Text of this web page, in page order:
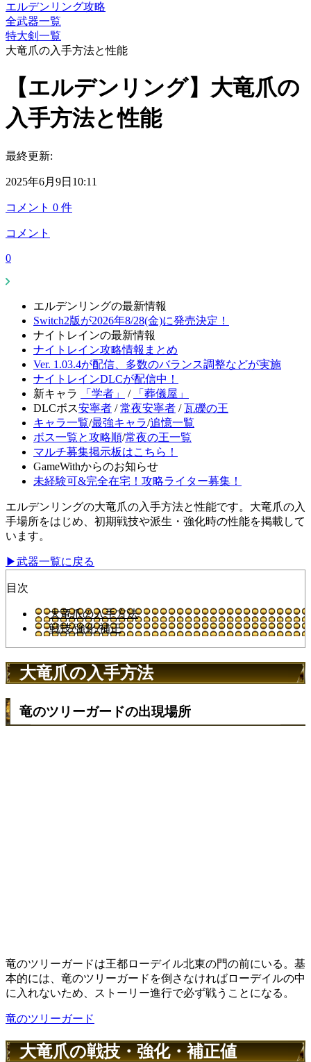
エルデンリング攻略
全武器一覧
特大剣一覧
大竜爪の入手方法と性能
【エルデンリング】大竜爪の
入手方法と性能
最終更新:
2025年6月9日10:11
コメント 0 件
コメント
0
エルデンリングの最新情報
Switch2版が2026年8/28(金)に発売決定！
ナイトレインの最新情報
ナイトレイン攻略情報まとめ
Ver. 1.03.4が配信、多数のバランス調整などが実施
ナイトレインDLCが配信中！
新キャラ
「学者」 /
「葬儀屋」
DLCボス安寧者 /常夜安寧者 /瓦礫の王
キャラ一覧/最強キャラ/追憶一覧
ボス一覧と攻略順/常夜の王一覧
マルチ募集掲示板はこちら！
GameWithからのお知らせ
未経験可&完全在宅！攻略ライター募集！
エルデンリングの大竜爪の入手方法と性能です。大竜爪の入
手場所をはじめ、初期戦技や派生・強化時の性能を掲載して
います。
▶武器一覧に戻る
目次
大竜爪の入手方法
戦技/強化/補正
大竜爪の入手方法
竜のツリーガードの出現場所
竜のツリーガードは王都ローデイル北東の門の前にいる。基
本的には、竜のツリーガードを倒さなければローデイルの中
に入れないため、ストーリー進行で必ず戦うことになる。
竜のツリーガード
大竜爪の戦技・強化・補正値